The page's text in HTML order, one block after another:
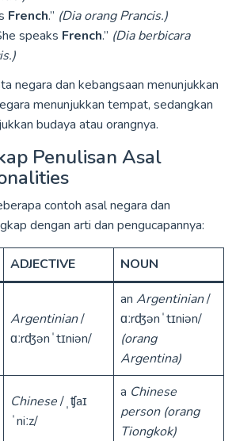
French.” (Dia orang Prancis.)
speaks French.” (Dia berbicara
negara dan kebangsaan menunjukkan
menunjukkan tempat, sedangkan
budaya atau orangnya.
Penulisan Asal
contoh asal negara dan
dengan arti dan pengucapannya:
ADJECTIVE NOUN
Argentinian/
ɑːrʤənˈtɪniən/
an Argentinian/
ɑːrʤənˈtɪniən/
(orang
Argentina)
Chinese/ˌʧaɪ
ˈniːz/
a Chinese
person (orang
Tiongkok)